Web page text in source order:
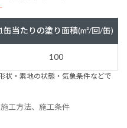
1缶当たりの塗り面積(m²/回/缶)
100
状・素地の状態・気象条件などで
工方法、施工条件